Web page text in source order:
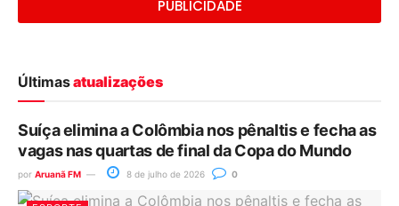
PUBLICIDADE
Últimasatualizações
Suíça elimina a Colômbia nos pênaltis e fecha as
vagas nas quartas de final da Copa do Mundo
por Aruanã FM 8 de julho de 2026 0